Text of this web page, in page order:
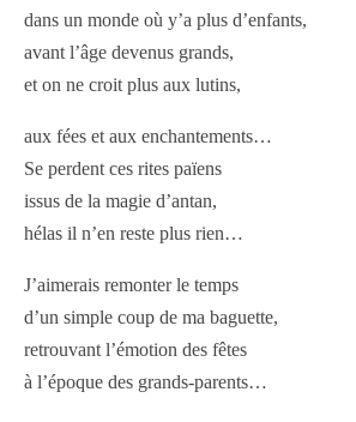
dans un monde où y’a plus d’enfants,
avant l’âge devenus grands,
et on ne croit plus aux lutins,
aux fées et aux enchantements…
Se perdent ces rites païens
issus de la magie d’antan,
hélas il n’en reste plus rien…
J’aimerais remonter le temps
d’un simple coup de ma baguette,
retrouvant l’émotion des fêtes
à l’époque des grands-parents…